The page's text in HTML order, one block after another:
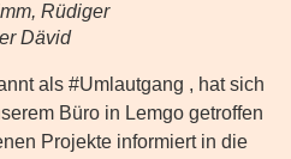
Rüdiger
Dävid
als #Umlautgang , hat sich
Büro in Lemgo getroffen
Projekte informiert in die